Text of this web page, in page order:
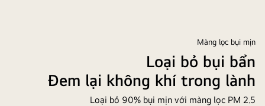
Màng lọc bụi mịn
Loại bỏ bụi bẩn
Đem lại không khí trong lành
Loại bỏ 90% bụi mịn với màng lọc PM 2.5